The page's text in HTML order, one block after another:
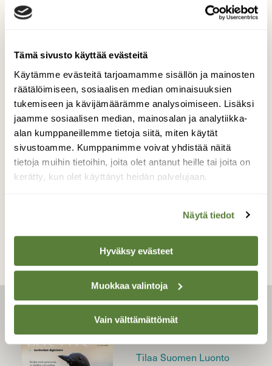
Tämä sivusto käyttää evästeitä
Käytämme evästeitä tarjoamamme sisällön ja mainosten
räätälöimiseen, sosiaalisen median ominaisuuksien
tukemiseen ja kävijämäärämme analysoimiseen. Lisäksi
jaamme sosiaalisen median, mainosalan ja analytiikka-
alan kumppaneillemme tietoja siitä, miten käytät
sivustoamme. Kumppanimme voivat yhdistää näitä
tietoja muihin tietoihin, joita olet antanut heille tai joita on
kerätty, kun olet käyttänyt heidän palvelujaan.
Näytä tiedot
Hyväksy evästeet
Muokkaa valintoja
Vain välttämättömät
Raate kukkii
Aika pieniä kukkia tällä paikalla.
Valokuvaaja: Reijo Juurinen, Nuuksion
kansallispuisto Toukokuu
LEHTI
Uusin lehti
Tilaa Suomen Luonto